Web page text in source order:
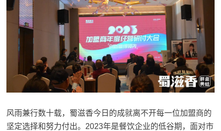
风雨兼行数十载，蜀滋香今日的成就离不开每一位加盟商的
坚定选择和努力付出。2023年是餐饮企业的低谷期，面对市